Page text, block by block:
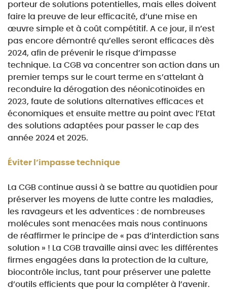
porteur de solutions potentielles, mais elles doivent
faire la preuve de leur efficacité, d’une mise en
œuvre simple et à coût compétitif. A ce jour, il n’est
pas encore démontré qu’elles seront efficaces dès
2024, afin de prévenir le risque d’impasse
technique. La CGB va concentrer son action dans un
premier temps sur le court terme en s’attelant à
reconduire la dérogation des néonicotinoïdes en
2023, faute de solutions alternatives efficaces et
économiques et ensuite mettre au point avec l’Etat
des solutions adaptées pour passer le cap des
année 2024 et 2025.
Éviter l’impasse technique
La CGB continue aussi à se battre au quotidien pour
préserver les moyens de lutte contre les maladies,
les ravageurs et les adventices : de nombreuses
molécules sont menacées mais nous continuons
de réaffirmer le principe de « pas d’interdiction sans
solution » ! La CGB travaille ainsi avec les différentes
firmes engagées dans la protection de la culture,
biocontrôle inclus, tant pour préserver une palette
d’outils efficients que pour la compléter à l’avenir.